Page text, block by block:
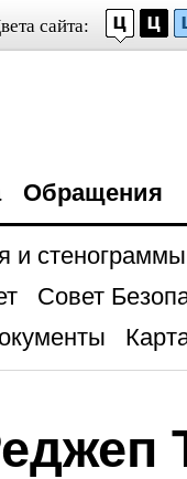
сайта:
Обращения
и стенограммы
Совет